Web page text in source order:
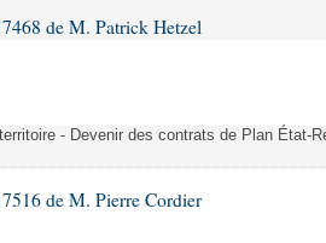
de M. Patrick Hetzel
- Devenir des contrats de Plan État-
de M. Pierre Cordier